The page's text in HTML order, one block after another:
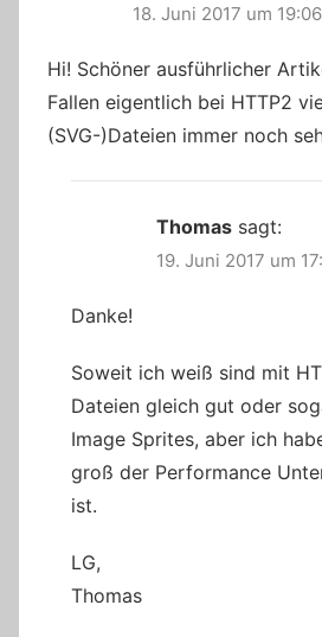
18. Juni 2017 um
Hi! Schöner ausführlicher
Fallen eigentlich bei HTTP2
(SVG-)Dateien immer noch
Thomas sagt:
19. Juni 2017 um
Danke!
Soweit ich weiß sind mit
Dateien gleich gut oder
Image Sprites, aber ich
groß der Performance
ist.
LG,
Thomas